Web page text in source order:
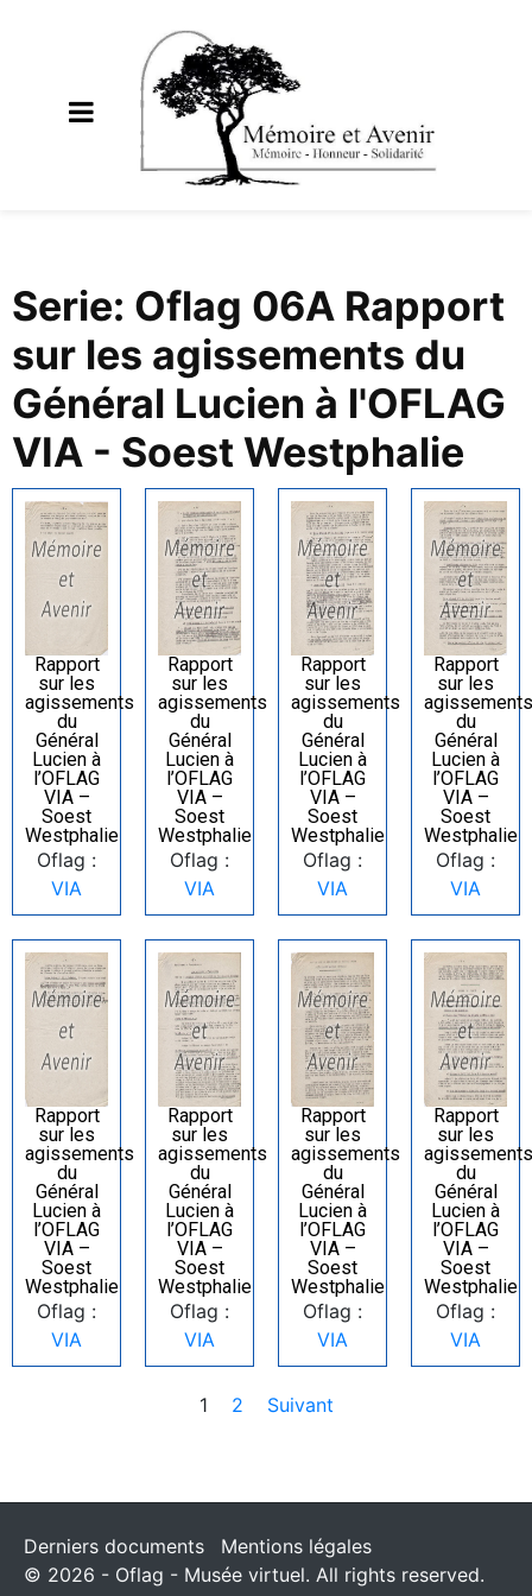
Serie: Oflag 06A Rapport
sur les agissements du
Général Lucien à l'OFLAG
VIA - Soest Westphalie
Rapport
sur les
agissements
du
Général
Lucien à
l’OFLAG
VIA –
Soest
Westphalie
Oflag :
VIA
Rapport
sur les
agissements
du
Général
Lucien à
l’OFLAG
VIA –
Soest
Westphalie
Oflag :
VIA
Rapport
sur les
agissements
du
Général
Lucien à
l’OFLAG
VIA –
Soest
Westphalie
Oflag :
VIA
Rapport
sur les
agissements
du
Général
Lucien à
l’OFLAG
VIA –
Soest
Westphalie
Oflag :
VIA
Rapport
sur les
agissements
du
Général
Lucien à
l’OFLAG
VIA –
Soest
Westphalie
Oflag :
VIA
Rapport
sur les
agissements
du
Général
Lucien à
l’OFLAG
VIA –
Soest
Westphalie
Oflag :
VIA
Rapport
sur les
agissements
du
Général
Lucien à
l’OFLAG
VIA –
Soest
Westphalie
Oflag :
VIA
Rapport
sur les
agissements
du
Général
Lucien à
l’OFLAG
VIA –
Soest
Westphalie
Oflag :
VIA
1 2 Suivant
Derniers documents
Mentions légales
© 2026 - Oflag - Musée virtuel. All rights reserved.